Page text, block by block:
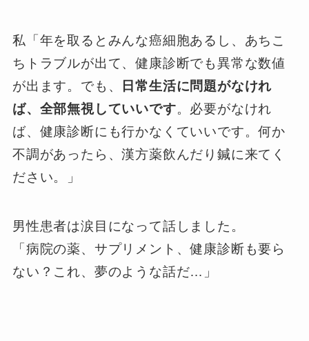
私「年を取るとみんな癌細胞あるし、あちこ
ちトラブルが出て、健康診断でも異常な数値
が出ます。でも、
日常生活に問題がなけれ
ば、全部無視していいです。必要がなけれ
ば、健康診断にも行かなくていいです。何か
不調があったら、漢方薬飲んだり鍼に来てく
ださい。」
男性患者は涙目になって話しました。
「病院の薬、サプリメント、健康診断も要ら
ない？これ、夢のような話だ…」